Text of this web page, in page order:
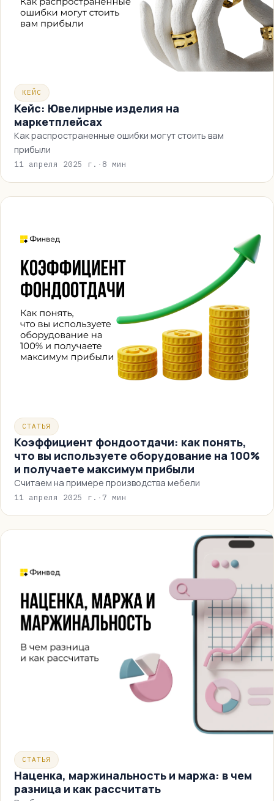
КЕЙС
Кейс: Ювелирные изделия на
маркетплейсах
Как распространенные ошибки могут стоить вам
прибыли
11 апреля 2025 г. · 8 мин
СТАТЬЯ
Коэффициент фондоотдачи: как понять,
что вы используете оборудование на 100%
и получаете максимум прибыли
Считаем на примере производства мебели
11 апреля 2025 г. · 7 мин
СТАТЬЯ
Наценка, маржинальность и маржа: в чем
разница и как рассчитать